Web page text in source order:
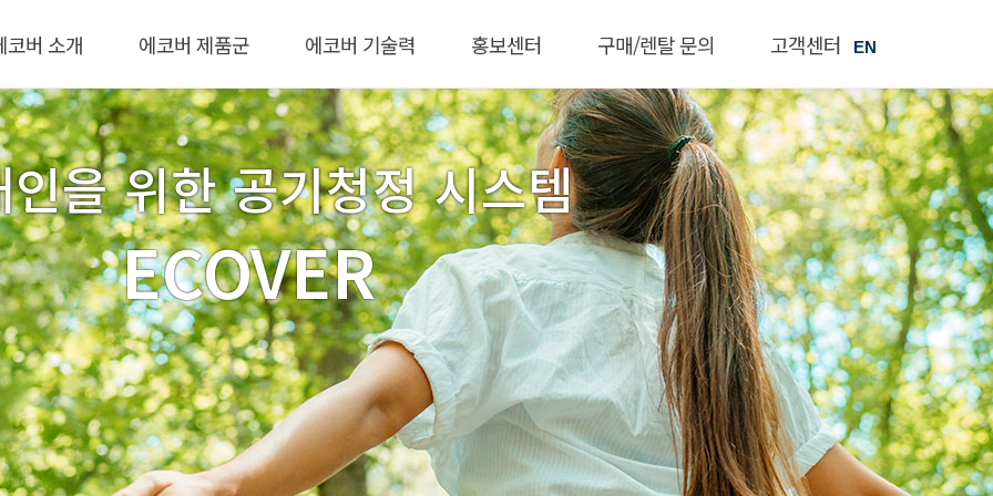
코버 소개 에코버 제품군 에코버 기술력 홍보센터 구매/렌탈 문의 고객센터 EN
인을 위한 공기청정 시스템
ECOVER